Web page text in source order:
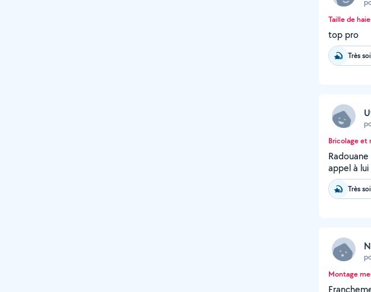
Taille de
top pro
Très
Bricolage et
appel à
Très
Montage